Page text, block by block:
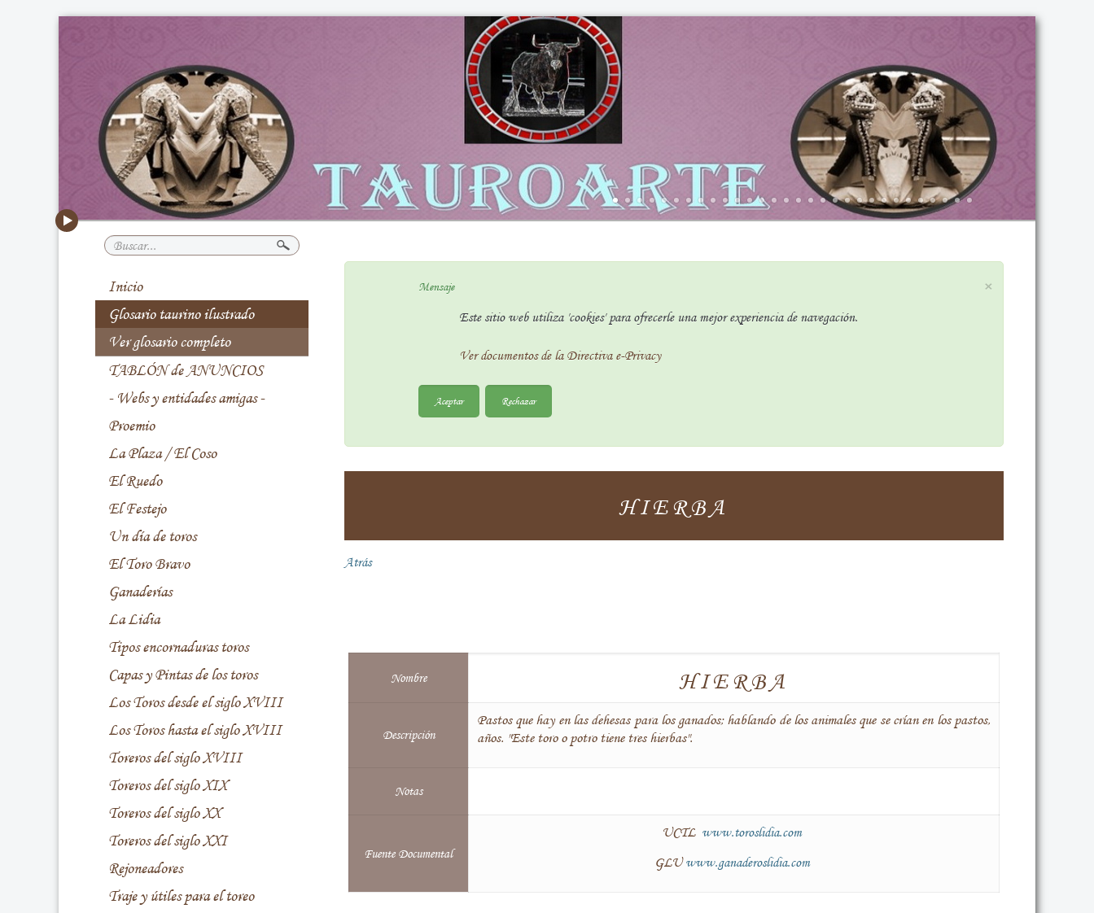
Buscar...
Inicio
Glosario taurino ilustrado
Ver glosario completo
TABLÓN de ANUNCIOS
- Webs y entidades amigas -
Proemio
La Plaza / El Coso
El Ruedo
El Festejo
Un día de toros
El Toro Bravo
Ganaderías
La Lidia
Tipos encornaduras toros
Capas y Pintas de los toros
Los Toros desde el siglo XVIII
Los Toros hasta el siglo XVIII
Toreros del siglo XVIII
Toreros del siglo XIX
Toreros del siglo XX
Toreros del siglo XXI
Rejoneadores
Traje y útiles para el toreo
×
Mensaje
Este sitio web utiliza 'cookies' para ofrecerle una mejor experiencia de navegación.
Ver documentos de la Directiva e-Privacy
Aceptar Rechazar
HIERBA
Atrás
Nombre HIERBA
Descripción
Pastos que hay en las dehesas para los ganados; hablando de los animales que se crían en los pastos,
años. "Este toro o potro tiene tres hierbas".
Notas
Fuente Documental
UCTL www.toroslidia.com
GLUwww.ganaderoslidia.com